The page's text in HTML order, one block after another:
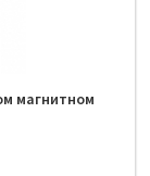
магнитном